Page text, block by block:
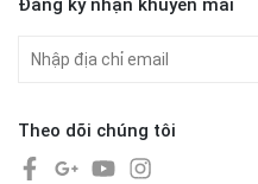
Đăng ký nhận khuyến mãi
Theo dõi chúng tôi